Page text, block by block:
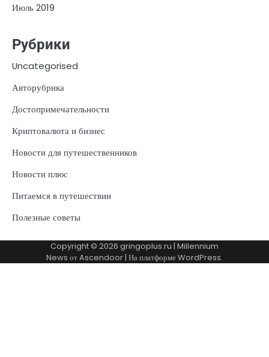
Июль 2019
Рубрики
Uncategorised
Авторубрика
Достопримечательности
Криптовалюта и бизнес
Новости для путешественников
Новости плюс
Питаемся в путешествии
Полезные советы
Copyright © 2026 gringoplus.ru | Millennium
News отAscendoor| На платформеWordPress.